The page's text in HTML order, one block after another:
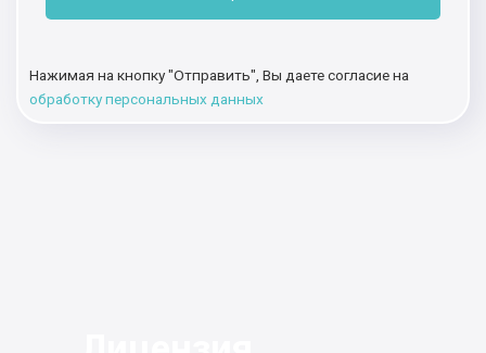
Нажимая на кнопку "Отправить", Вы даете согласие на
обработку персональных данных